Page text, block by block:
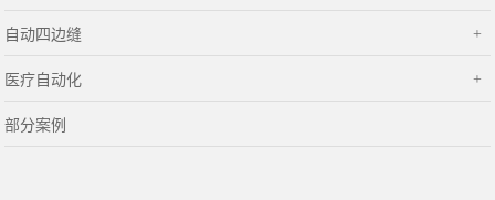
自动四边缝
医疗自动化
部分案例